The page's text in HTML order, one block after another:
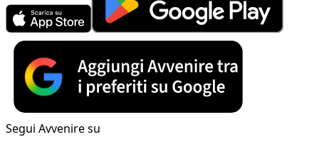
Segui Avvenire su